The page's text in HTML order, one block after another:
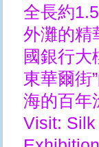
全長約
外灘的精
國銀行大
東華爾街
海的百年
Visit: Silk